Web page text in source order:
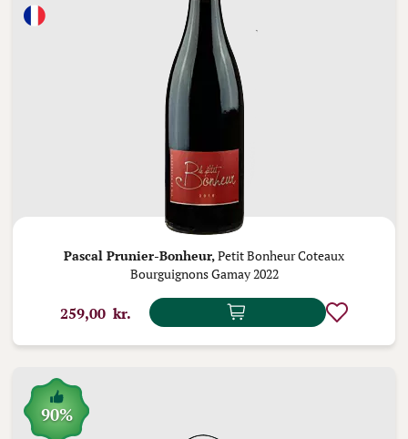
Pascal Prunier-Bonheur,Petit Bonheur Coteaux
Bourguignons Gamay 2022
259,00 kr.
90%